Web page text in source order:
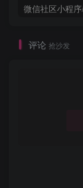
评论 抢沙发